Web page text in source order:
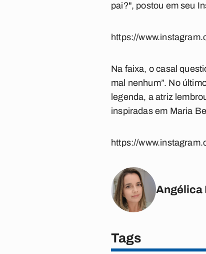
pai?", postou em seu
https://
Na faixa, o casal
mal nenhum”. No
legenda, a atriz
inspiradas em Maria
https://
Angélica
Tags